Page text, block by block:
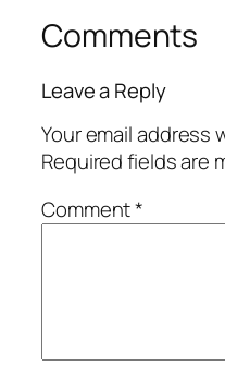
Comments
Leave a Reply
Your email address
Required fields are
Comment*